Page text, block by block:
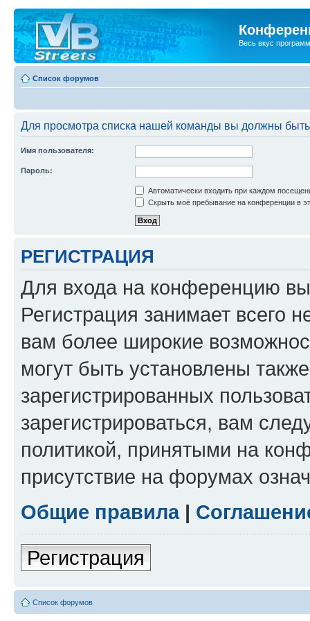
Весь вкус
Список форумов
Для просмотра списка нашей команды вы должны
Имя пользователя:
Пароль:
Автоматически входить при каждом
Скрыть моё пребывание на конференции в
РЕГИСТРАЦИЯ
Для входа на конференцию
Регистрация занимает всего
вам более широкие
могут быть установлены
зарегистрированных
зарегистрироваться, вам
политикой, принятыми на
присутствие на форумах
Общие правила|
Регистрация
Список форумов